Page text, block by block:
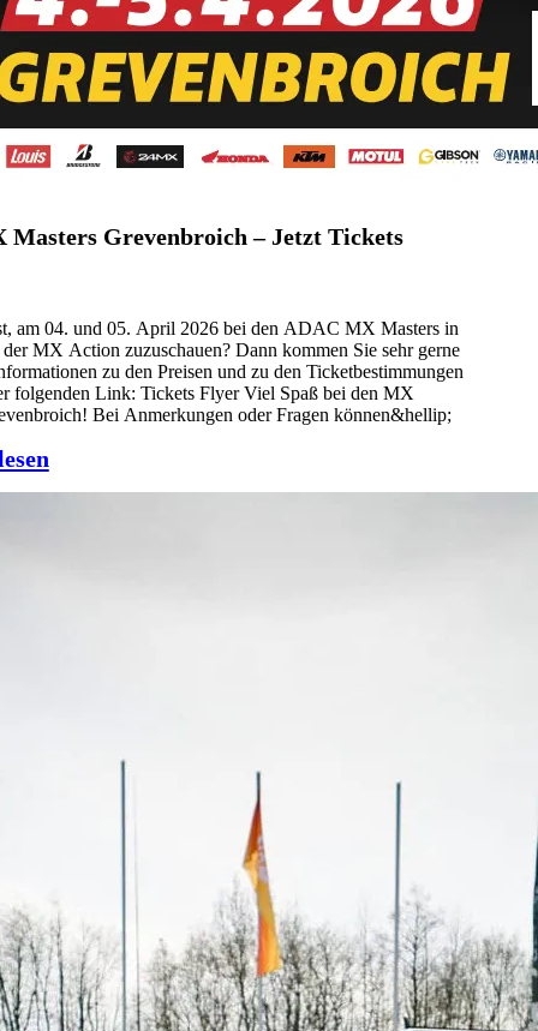
Masters Grevenbroich – Jetzt Tickets
am 04. und 05. April 2026 bei den ADAC MX Masters in
MX Action zuzuschauen? Dann kommen Sie sehr gerne
zu den Preisen und zu den Ticketbestimmungen
folgenden Link: Tickets Flyer Viel Spaß bei den MX
Bei Anmerkungen oder Fragen können&hellip;